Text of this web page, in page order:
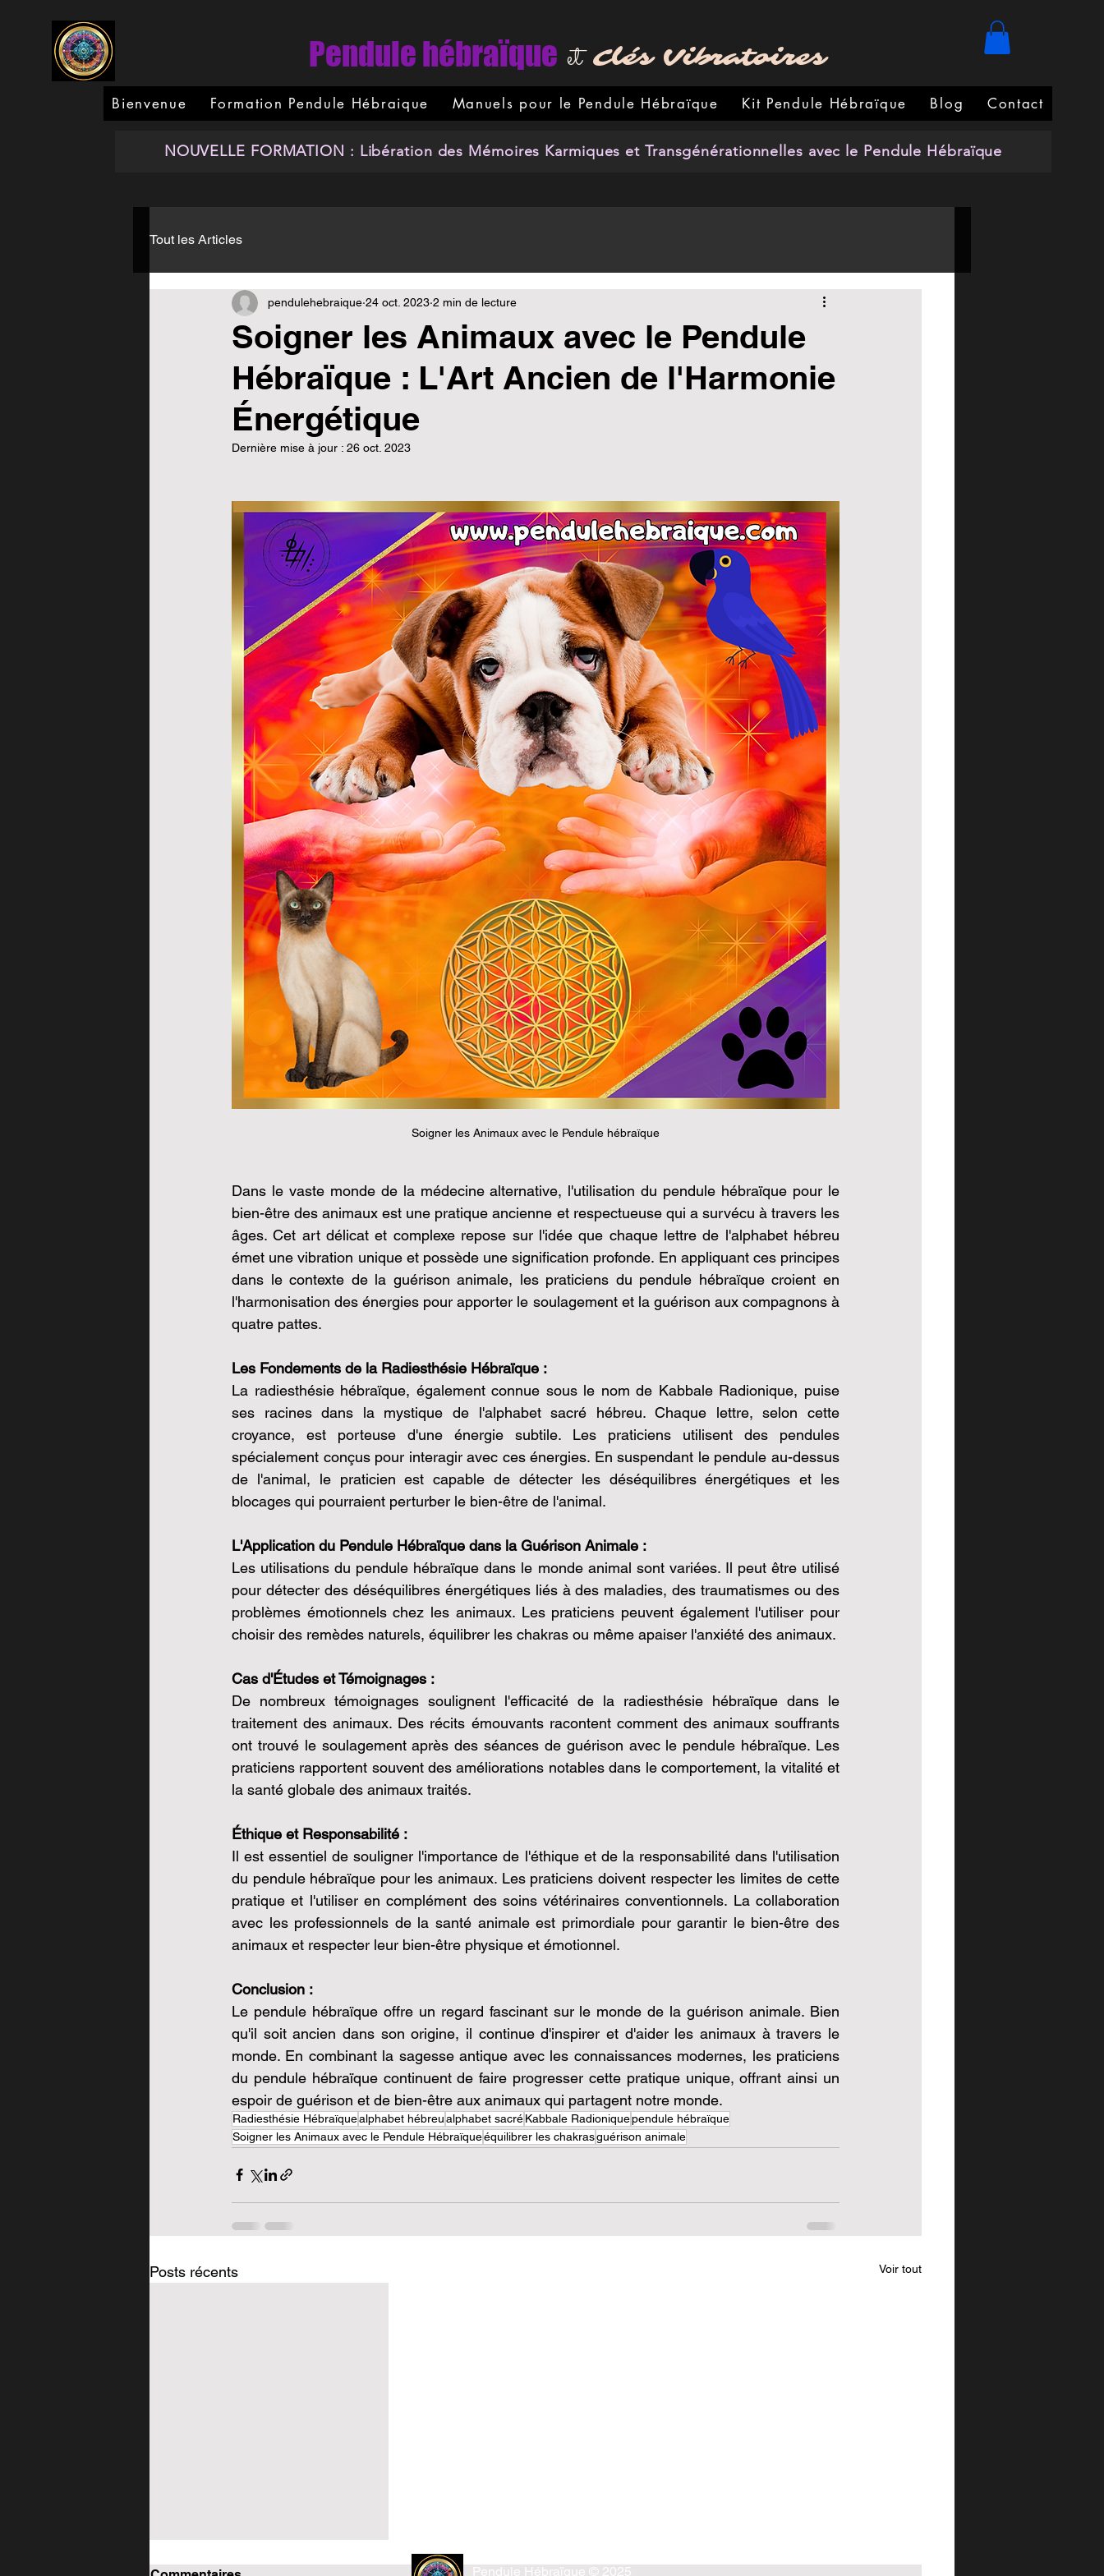
Clés Vibratoires
et
Pendule hébraïque
Bienvenue Formation Pendule Hébraique Manuels pour le Pendule Hébraïque Kit Pendule Hébraïque Blog Contact
NOUVELLE FORMATION : Libération des Mémoires Karmiques et Transgénérationnelles avec le Pendule Hébraïque
Tout les Articles
Soigner les Animaux avec le Pendule
Hébraïque : L'Art Ancien de l'Harmonie
Énergétique
pendulehebraique 24 oct. 2023 2 min de lecture
Dernière mise à jour : 26 oct. 2023
Soigner les Animaux avec le Pendule hébraïque
Dans le vaste monde de la médecine alternative, l'utilisation du pendule hébraïque pour le
bien-être des animaux est une pratique ancienne et respectueuse qui a survécu à travers les
âges. Cet art délicat et complexe repose sur l'idée que chaque lettre de l'alphabet hébreu
émet une vibration unique et possède une signification profonde. En appliquant ces principes
dans le contexte de la guérison animale, les praticiens du pendule hébraïque croient en
l'harmonisation des énergies pour apporter le soulagement et la guérison aux compagnons à
quatre pattes.
Les Fondements de la Radiesthésie Hébraïque :
La radiesthésie hébraïque, également connue sous le nom de Kabbale Radionique, puise
ses racines dans la mystique de l'alphabet sacré hébreu. Chaque lettre, selon cette
croyance, est porteuse d'une énergie subtile. Les praticiens utilisent des pendules
spécialement conçus pour interagir avec ces énergies. En suspendant le pendule au-dessus
de l'animal, le praticien est capable de détecter les déséquilibres énergétiques et les
blocages qui pourraient perturber le bien-être de l'animal.
L'Application du Pendule Hébraïque dans la Guérison Animale :
Les utilisations du pendule hébraïque dans le monde animal sont variées. Il peut être utilisé
pour détecter des déséquilibres énergétiques liés à des maladies, des traumatismes ou des
problèmes émotionnels chez les animaux. Les praticiens peuvent également l'utiliser pour
choisir des remèdes naturels, équilibrer les chakras ou même apaiser l'anxiété des animaux.
Cas d'Études et Témoignages :
De nombreux témoignages soulignent l'efficacité de la radiesthésie hébraïque dans le
traitement des animaux. Des récits émouvants racontent comment des animaux souffrants
ont trouvé le soulagement après des séances de guérison avec le pendule hébraïque. Les
praticiens rapportent souvent des améliorations notables dans le comportement, la vitalité et
la santé globale des animaux traités.
Éthique et Responsabilité :
Il est essentiel de souligner l'importance de l'éthique et de la responsabilité dans l'utilisation
du pendule hébraïque pour les animaux. Les praticiens doivent respecter les limites de cette
pratique et l'utiliser en complément des soins vétérinaires conventionnels. La collaboration
avec les professionnels de la santé animale est primordiale pour garantir le bien-être des
animaux et respecter leur bien-être physique et émotionnel.
Conclusion :
Le pendule hébraïque offre un regard fascinant sur le monde de la guérison animale. Bien
qu'il soit ancien dans son origine, il continue d'inspirer et d'aider les animaux à travers le
monde. En combinant la sagesse antique avec les connaissances modernes, les praticiens
du pendule hébraïque continuent de faire progresser cette pratique unique, offrant ainsi un
espoir de guérison et de bien-être aux animaux qui partagent notre monde.
Radiesthésie Hébraïquealphabet hébreualphabet sacréKabbale Radioniquependule hébraïque
Soigner les Animaux avec le Pendule Hébraïqueéquilibrer les chakrasguérison animale
Posts récents Voir tout
Pendule Hébraïque © 2025